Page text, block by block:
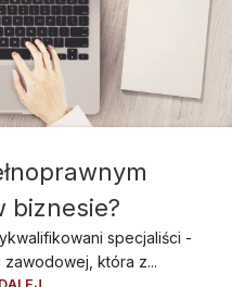
biznesie?
specjaliści -
zawodowej, która z...